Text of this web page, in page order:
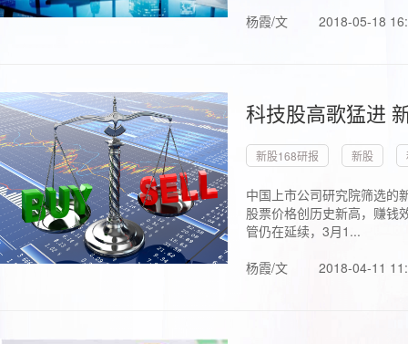
杨霞/文 2018-05-18
科技股高歌猛进
新股168研报 新股
中国上市公司研究院筛选的
股票价格创历史新高，赚钱
管仍在延续，3月1...
杨霞/文
2018-04-11